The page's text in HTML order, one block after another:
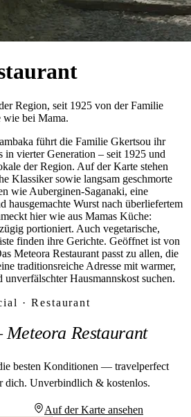
Region, seit 1925 von der Familie
wie bei Mama.
führt die Familie Gkertsou ihr
in vierter Generation – seit 1925 und
der Region. Auf der Karte stehen
Klassiker sowie langsam geschmorte
wie Auberginen-Saganaki, eine
hausgemachte Wurst nach überliefertem
hier wie aus Mamas Küche:
portioniert. Auch vegetarische,
finden ihre Gerichte. Geöffnet ist von
Meteora Restaurant passt zu allen, die
traditionsreiche Adresse mit warmer,
Hausmannskost suchen.
· Restaurant
Meteora Restaurant
besten Konditionen — travelperfect
dich. Unverbindlich & kostenlos.
Auf der Karte ansehen